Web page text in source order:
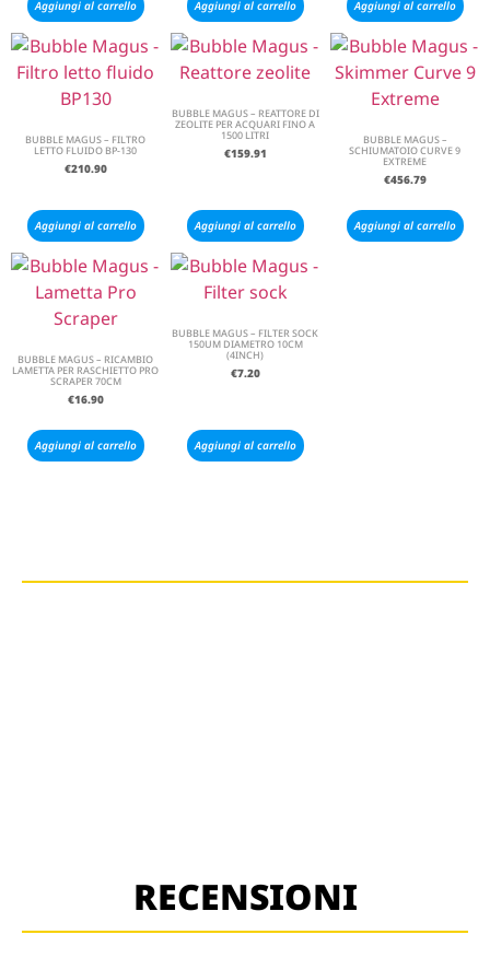
Aggiungi al carrello Aggiungi al carrello Aggiungi al carrello
BUBBLE MAGUS – FILTRO
LETTO FLUIDO BP-130
€210.90
Aggiungi al carrello
BUBBLE MAGUS – REATTORE DI
ZEOLITE PER ACQUARI FINO A
1500 LITRI
€159.91
Aggiungi al carrello
BUBBLE MAGUS –
SCHIUMATOIO CURVE 9
EXTREME
€456.79
Aggiungi al carrello
BUBBLE MAGUS – RICAMBIO
LAMETTA PER RASCHIETTO PRO
SCRAPER 70CM
€16.90
Aggiungi al carrello
BUBBLE MAGUS – FILTER SOCK
150UM DIAMETRO 10CM
(4INCH)
€7.20
Aggiungi al carrello
RECENSIONI